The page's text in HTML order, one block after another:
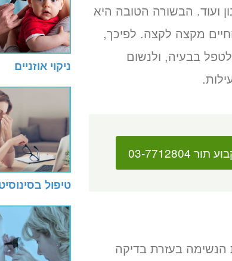
ועוד. הבשורה הטובה היא
מקצה לקצה. לפיכך,
בבעיה, ולנשום
תור 03-7712804
הנשימה בעזרת בדיקה
ניקוי אוזניים
טיפול